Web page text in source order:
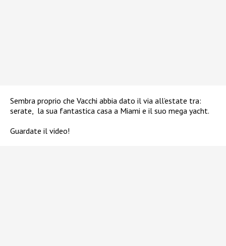
Sembra proprio che Vacchi abbia dato il via all’estate tra:
serate, la sua fantastica casa a Miami e il suo mega yacht.
Guardate il video!